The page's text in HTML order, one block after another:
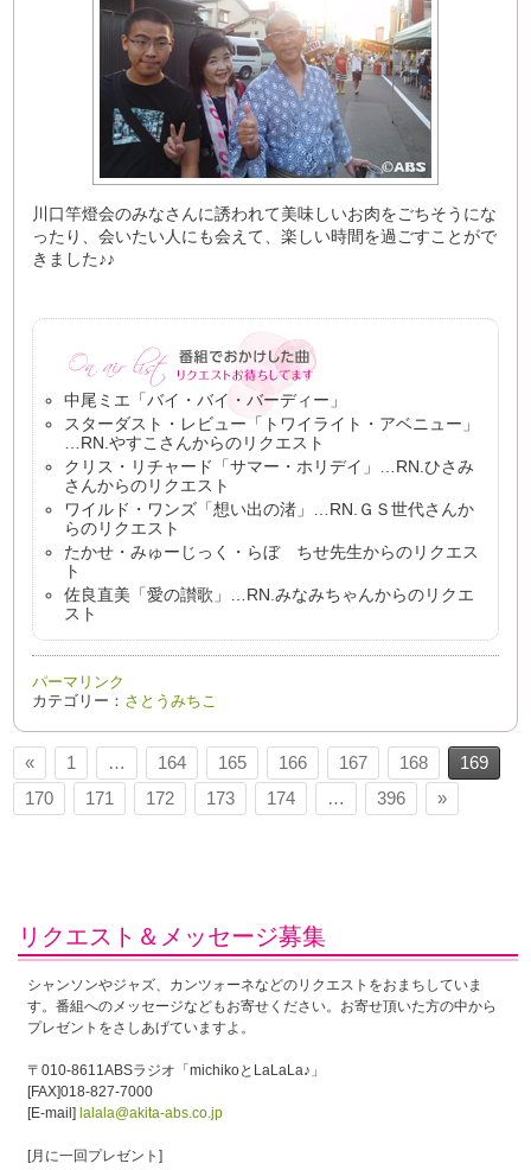
川口竿燈会のみなさんに誘われて美味しいお肉をごちそうにな
ったり、会いたい人にも会えて、楽しい時間を過ごすことがで
きました♪♪
中尾ミエ「バイ・バイ・バーディー」
スターダスト・レビュー「トワイライト・アベニュー」
…RN.やすこさんからのリクエスト
クリス・リチャード「サマー・ホリデイ」…RN.ひさみ
さんからのリクエスト
ワイルド・ワンズ「想い出の渚」…RN.ＧＳ世代さんか
らのリクエスト
たかせ・みゅーじっく・らぼ ちせ先生からのリクエス
ト
佐良直美「愛の讃歌」…RN.みなみちゃんからのリクエ
スト
パーマリンク
カテゴリー： さとうみちこ
« 1 … 164 165 166 167 168
169
170
171 172 173 174 … 396 »
リクエスト＆メッセージ募集
シャンソンやジャズ、カンツォーネなどのリクエストをおまちしていま
す。番組へのメッセージなどもお寄せください。お寄せ頂いた方の中から
プレゼントをさしあげていますよ。
〒010-8611ABSラジオ「michikoとLaLaLa♪」
[FAX]018-827-7000
[E-mail]lalala@akita-abs.co.jp
[月に一回プレゼント]